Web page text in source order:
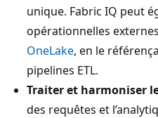
unique. Fabric IQ peut
opérationnelles
OneLake, en le
pipelines ETL.
Traiter et harmoniser
des requêtes et